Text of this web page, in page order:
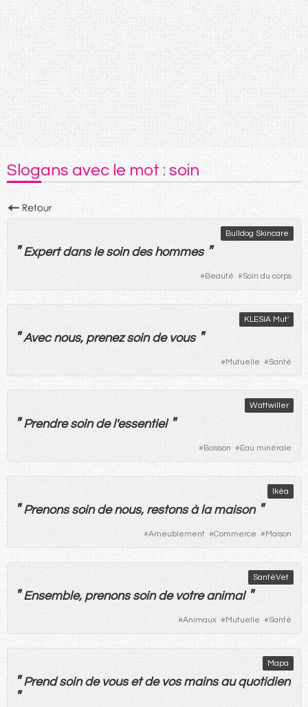
Slogans avec le mot : soin
Bulldog Skincare
" Expert dans le soin des hommes "
#Beauté #Soin du corps
KLESIA Mut'
" Avec nous, prenez soin de vous "
#Mutuelle #Santé
Wattwiller
" Prendre soin del'essentiel "
#Boisson #Eau minérale
Ikéa
" Prenons soin de nous, restons à la maison "
#Ameublement #Commerce #Maison
SantéVet
" Ensemble, prenons soin de votre animal "
#Animaux #Mutuelle #Santé
Mapa
" Prend soin de vous et de vos mainsauquotidien
"